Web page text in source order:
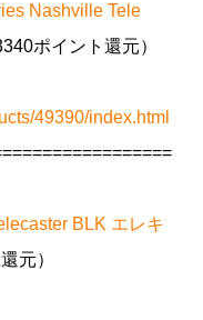
Nashville Tele
ポイント還元）
49390/index.html
BLK エレキ
元）